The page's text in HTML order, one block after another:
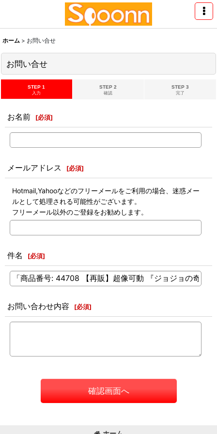
ホーム > お問い合せ
お問い合せ
STEP 1
入力
STEP 2
確認
STEP 3
完了
お名前 [必須]
メールアドレス [必須]
Hotmail,Yahooなどのフリーメールをご利用の場合、迷惑メー
ルとして処理される可能性がございます。
フリーメール以外のご登録をお勧めします。
件名 [必須]
お問い合わせ内容 [必須]
確認画面へ